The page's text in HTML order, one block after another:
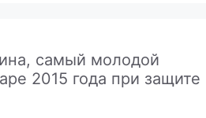
самый молодой
2015 года при защите